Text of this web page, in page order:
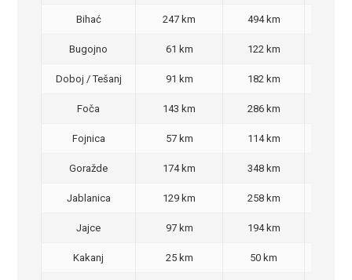
Bihać 247 km 494 km
Bugojno 61 km 122 km
Doboj / Tešanj 91 km 182 km
Foča 143 km 286 km
Fojnica 57 km 114 km
Goražde 174 km 348 km
Jablanica 129 km 258 km
Jajce 97 km 194 km
Kakanj 25 km 50 km